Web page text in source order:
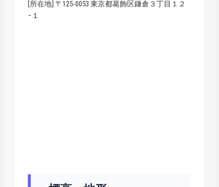
[所在地] 〒125-0053 東京都葛飾区鎌倉３丁目１２
−１